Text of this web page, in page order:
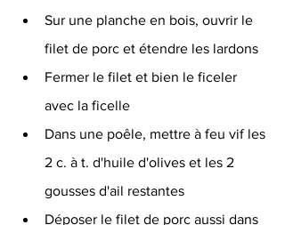
Sur une planche en bois, ouvrir le
filet de porc et étendre les lardons
Fermer le filet et bien le ficeler
avec la ficelle
Dans une poêle, mettre à feu vif les
2 c. à t. d'huile d'olives et les 2
gousses d'ail restantes
Déposer le filet de porc aussi dans